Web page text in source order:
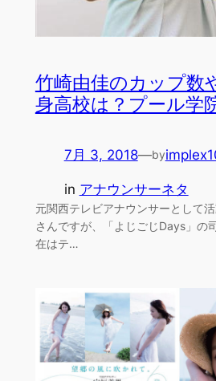
竹崎由佳のカップ数
身高校は？プール学
7月 3, 2018—by
in アナウンサーネタ
元関西テレビアナウンサーとして
さんですが、「よじごじDays」の
在はテ…